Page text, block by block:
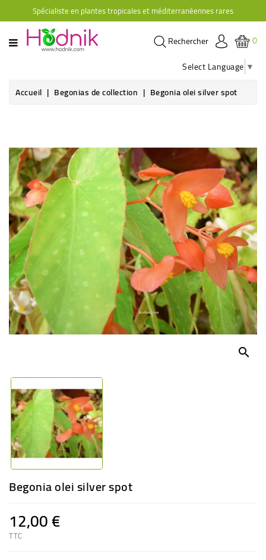
Spécialiste en plantes tropicales et méditerranéennes rares
CATÉGORIE
PLANTES
GRIMPANTES
HIBISCUS
BRUGMANSIAS
PLANTES
RUSTIQUES
PLANTES
RETOMBANTES
CACTÉES
-
PLANTES
GRASSES
BEGONIAS
DE
ENGRAIS
OFFRES
SPÉCIALES
PLANTES
PARFUMÉES
0
Rechercher
Select Language ▼
Accueil
Begonias de collection Begonia olei silver spot
search
Begonia olei silver spot
12,00 €
TTC